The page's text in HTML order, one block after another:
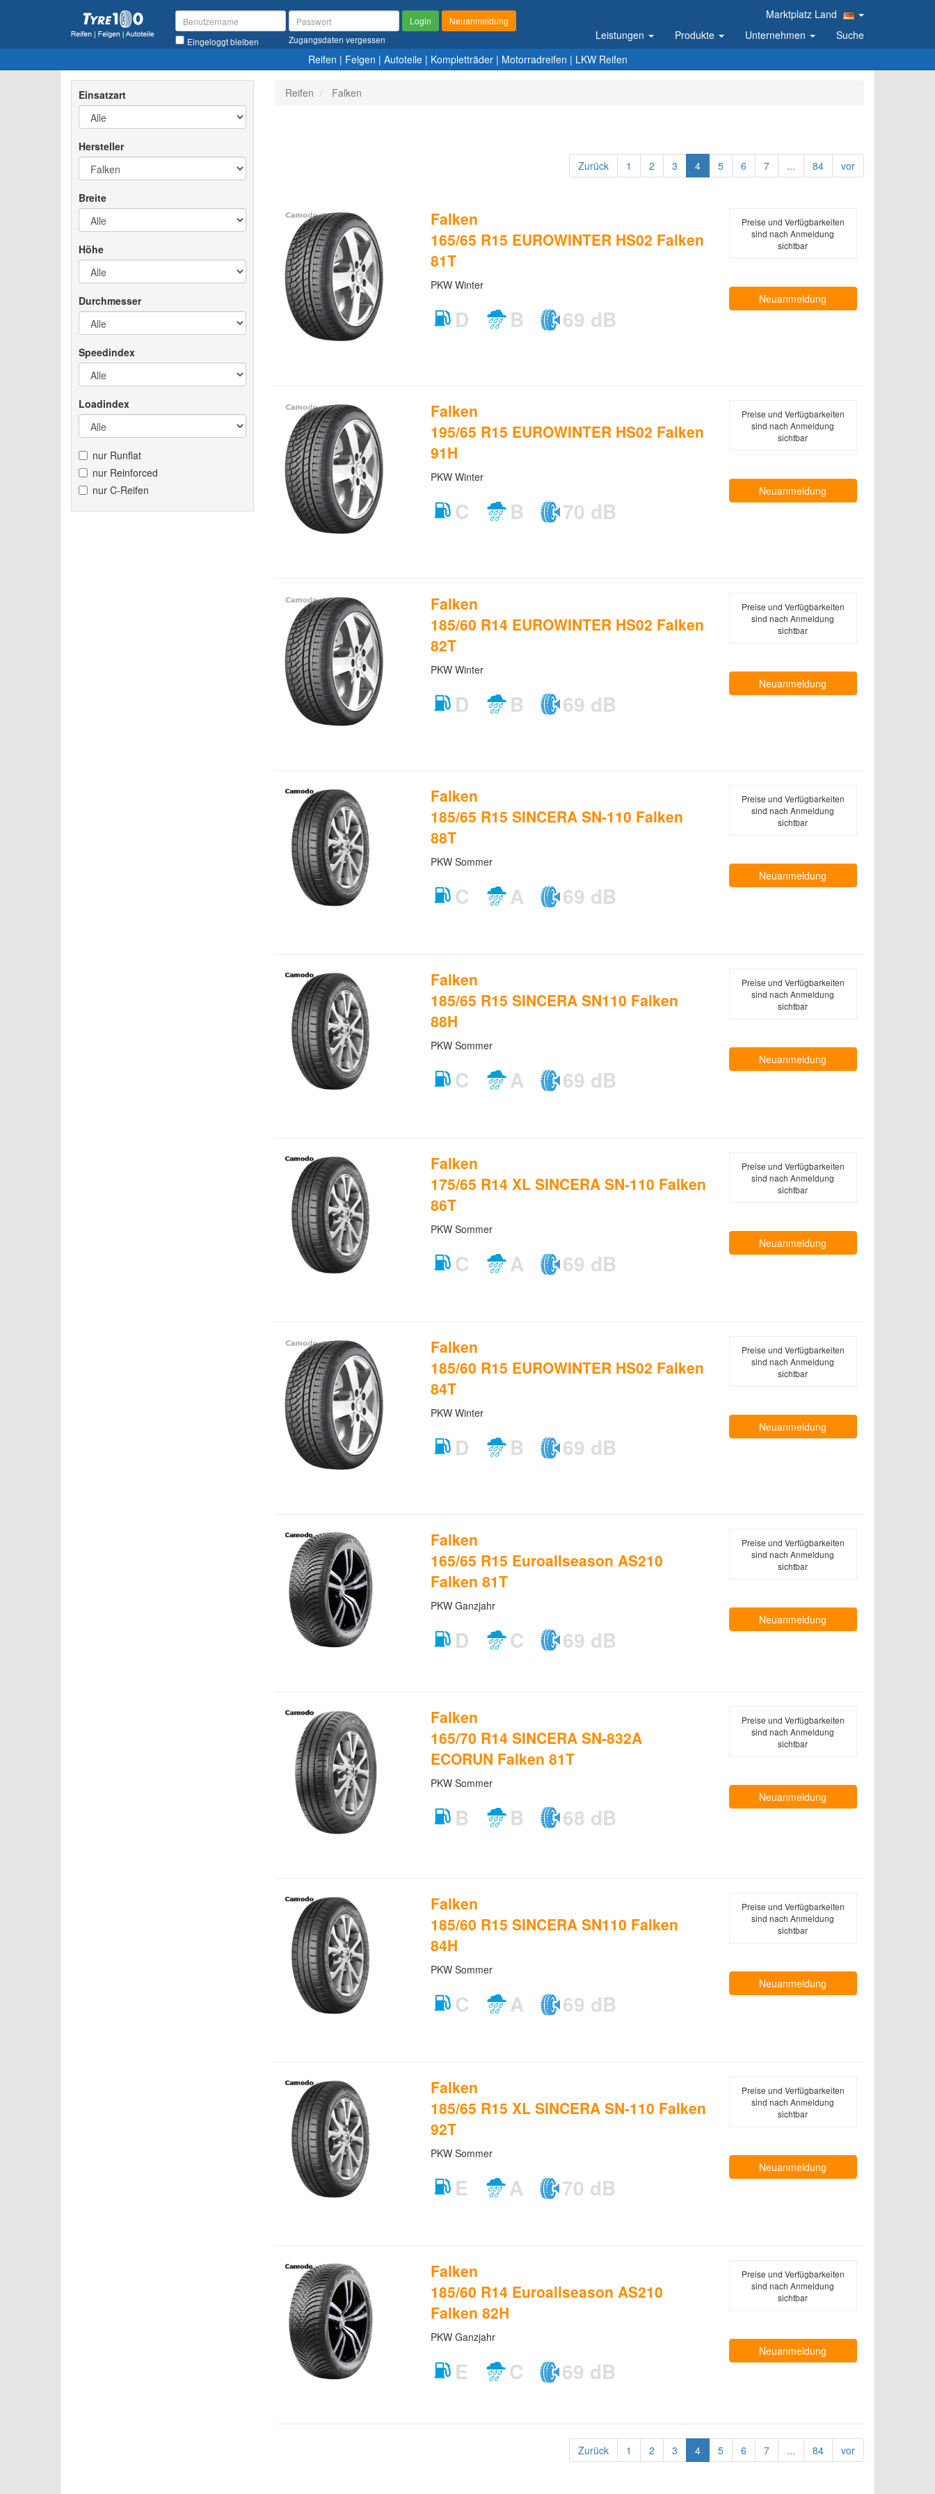
Eingeloggt bleiben Zugangsdaten vergessen
Login Neuanmeldung
Marktplatz Land
Leistungen
Produkte Unternehmen
Suche
Reifen | Felgen | Autoteile | Kompletträder | Motorradreifen | LKW Reifen
Einsatzart
Hersteller
Breite
Höhe
Durchmesser
Speedindex
Loadindex
nur Runflat
nur Reinforced
nur C-Reifen
Reifen Falken
Zurück 1 2 3 4 5 6 7 ... 84 vor
Falken
165/65 R15 EUROWINTER HS02 Falken
81T
PKW Winter
D B 69 dB
Preise und Verfügbarkeiten
sind nach Anmeldung
sichtbar
Neuanmeldung
Falken
195/65 R15 EUROWINTER HS02 Falken
91H
PKW Winter
C B 70 dB
Preise und Verfügbarkeiten
sind nach Anmeldung
sichtbar
Neuanmeldung
Falken
185/60 R14 EUROWINTER HS02 Falken
82T
PKW Winter
D B 69 dB
Preise und Verfügbarkeiten
sind nach Anmeldung
sichtbar
Neuanmeldung
Falken
185/65 R15 SINCERA SN-110 Falken
88T
PKW Sommer
C A 69 dB
Preise und Verfügbarkeiten
sind nach Anmeldung
sichtbar
Neuanmeldung
Falken
185/65 R15 SINCERA SN110 Falken
88H
PKW Sommer
C A 69 dB
Preise und Verfügbarkeiten
sind nach Anmeldung
sichtbar
Neuanmeldung
Falken
175/65 R14 XL SINCERA SN-110 Falken
86T
PKW Sommer
C A 69 dB
Preise und Verfügbarkeiten
sind nach Anmeldung
sichtbar
Neuanmeldung
Falken
185/60 R15 EUROWINTER HS02 Falken
84T
PKW Winter
D B 69 dB
Preise und Verfügbarkeiten
sind nach Anmeldung
sichtbar
Neuanmeldung
Falken
165/65 R15 Euroallseason AS210
Falken 81T
PKW Ganzjahr
D C 69 dB
Preise und Verfügbarkeiten
sind nach Anmeldung
sichtbar
Neuanmeldung
Falken
165/70 R14 SINCERA SN-832A
ECORUN Falken 81T
PKW Sommer
B B 68 dB
Preise und Verfügbarkeiten
sind nach Anmeldung
sichtbar
Neuanmeldung
Falken
185/60 R15 SINCERA SN110 Falken
84H
PKW Sommer
C A 69 dB
Preise und Verfügbarkeiten
sind nach Anmeldung
sichtbar
Neuanmeldung
Falken
185/65 R15 XL SINCERA SN-110 Falken
92T
PKW Sommer
E A 70 dB
Preise und Verfügbarkeiten
sind nach Anmeldung
sichtbar
Neuanmeldung
Falken
185/60 R14 Euroallseason AS210
Falken 82H
PKW Ganzjahr
E C 69 dB
Preise und Verfügbarkeiten
sind nach Anmeldung
sichtbar
Neuanmeldung
Zurück 1 2 3 4 5 6 7 ... 84 vor